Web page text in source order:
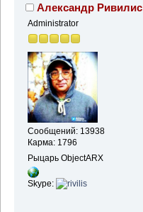
Александр Ривилис
Administrator
Сообщений: 13938
Карма: 1796
Рыцарь ObjectARX
Skype: